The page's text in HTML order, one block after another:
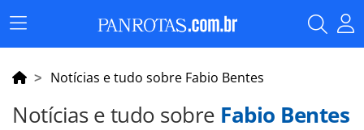
Menu
Principal
Notícias e tudo sobre Fabio Bentes
Notícias e tudo sobre Fabio Bentes